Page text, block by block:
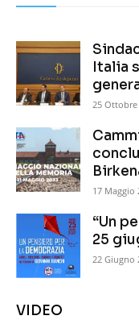
Italia
25 Ottobre
17 Maggio
“Un
25
22 Giugno
VIDEO